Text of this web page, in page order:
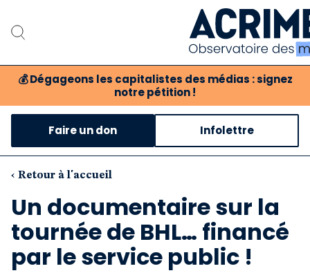
💰 Dégageons les capitalistes des médias : signez
notre pétition !
Notre critique des
Notre revue
Boutique
Faire un don Infolettre
‹ Retour à l'accueil
Un documentaire sur la
tournée de BHL… financé
par le service public !